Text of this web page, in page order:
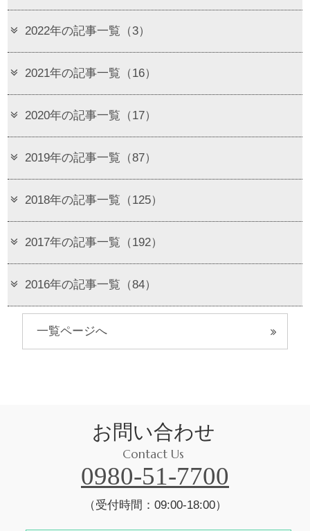
2022年の記事一覧（3）
2021年の記事一覧（16）
2020年の記事一覧（17）
2019年の記事一覧（87）
2018年の記事一覧（125）
2017年の記事一覧（192）
2016年の記事一覧（84）
一覧ページへ
お問い合わせ
Contact Us
0980-51-7700
（受付時間：09:00-18:00）